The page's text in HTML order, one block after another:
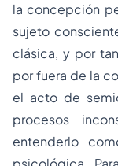
la concepción
sujeto
clásica, y por
por fuera de la
el acto de
procesos
entenderlo